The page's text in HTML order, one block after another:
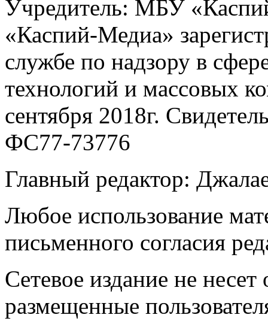
Учредитель: МБУ
«Каспий-Медиа»
службе по надзору в
технологий и массовых
сентября 2018г.
ФС77-73776
Главный редактор:
Любое использование
письменного согласия
Сетевое издание не
размещенные